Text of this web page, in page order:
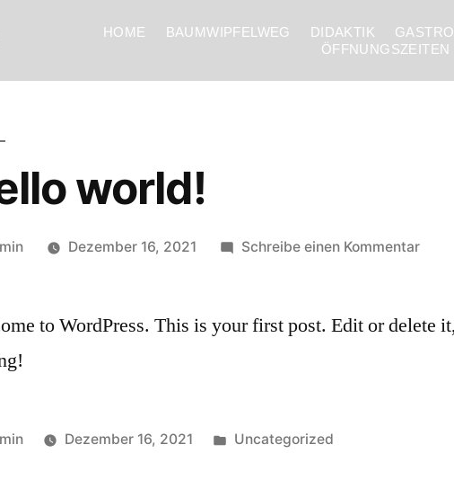
HOME BAUMWIPFELWEG DIDAKTIK
ÖFFNUNGSZEITEN
world!
Dezember 16, 2021 Schreibe einen Kommentar
to WordPress. This is your first post. Edit or delete
Dezember 16, 2021 Uncategorized